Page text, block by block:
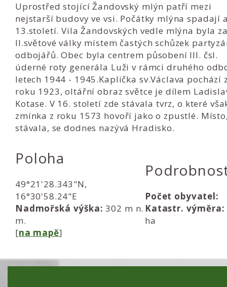
Uprostřed stojící Žandovský mlýn patří mezi
nejstarší budovy ve vsi. Počátky mlýna spadají
13.století. Vila Žandovských vedle mlýna byla
II.světové války místem častých schůzek
odbojářů. Obec byla centrem působení III. čsl.
úderné roty generála Luži v rámci druhého
letech 1944 - 1945.Kaplička sv.Václava pochází
roku 1923, oltářní obraz světce je dílem
Kotase. V 16. století zde stávala tvrz, o které
zmínka z roku 1573 hovoří jako o zpustlé.
stávala, se dodnes nazývá Hradisko.
Poloha
49°21'28.343"N,
16°30'58.24"E
Nadmořská výška: 302 m n.
m.
[na mapě]
Počet obyvatel:
Katastr. výměra:
ha